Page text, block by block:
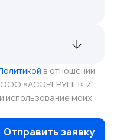
в отношении
ООО «АСЭРГРУПП» и
использование моих
Отправить заявку